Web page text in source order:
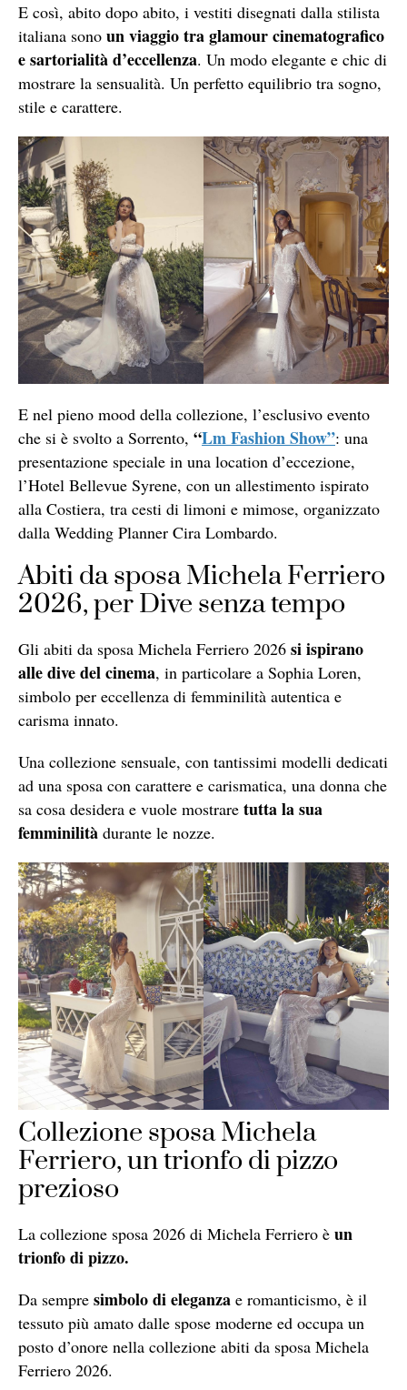
E così, abito dopo abito, i vestiti disegnati dalla stilista
italiana sono un viaggio tra glamour cinematografico
e sartorialità d’eccellenza. Un modo elegante e chic di
mostrare la sensualità. Un perfetto equilibrio tra sogno,
stile e carattere.
E nel pieno mood della collezione, l’esclusivo evento
che si è svolto a Sorrento, “Lm Fashion Show”: una
presentazione speciale in una location d’eccezione,
l’Hotel Bellevue Syrene, con un allestimento ispirato
alla Costiera, tra cesti di limoni e mimose, organizzato
dalla Wedding Planner Cira Lombardo.
Abiti da sposa Michela Ferriero
2026, per Dive senza tempo
Gli abiti da sposa Michela Ferriero 2026 si ispirano
alle dive del cinema, in particolare a Sophia Loren,
simbolo per eccellenza di femminilità autentica e
carisma innato.
Una collezione sensuale, con tantissimi modelli dedicati
ad una sposa con carattere e carismatica, una donna che
sa cosa desidera e vuole mostrare tutta la sua
femminilità durante le nozze.
Collezione sposa Michela
Ferriero, un trionfo di pizzo
prezioso
La collezione sposa 2026 di Michela Ferriero è un
trionfo di pizzo.
Da sempre simbolo di eleganza e romanticismo, è il
tessuto più amato dalle spose moderne ed occupa un
posto d’onore nella collezione abiti da sposa Michela
Ferriero 2026.